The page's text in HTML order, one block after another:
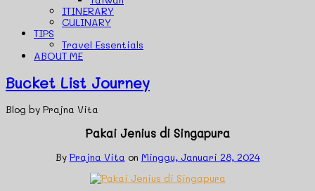
ITINERARY
CULINARY
TIPS
Travel Essentials
ABOUT ME
Bucket List Journey
Blog by Prajna Vita
Pakai Jenius di Singapura
By Prajna Vita on Minggu, Januari 28, 2024